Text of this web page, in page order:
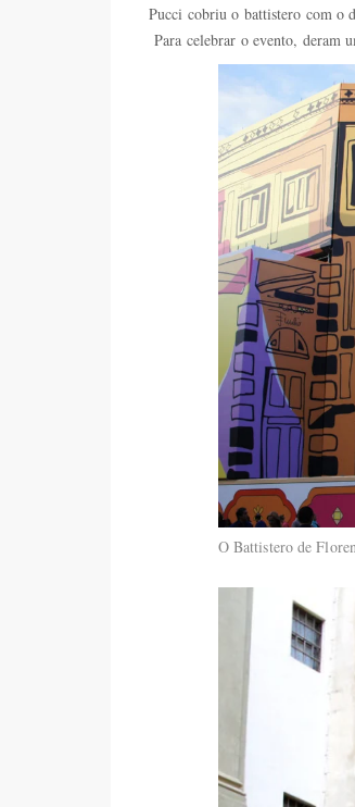
Pucci cobriu o battistero com o
Para celebrar o evento, deram
O Battistero de